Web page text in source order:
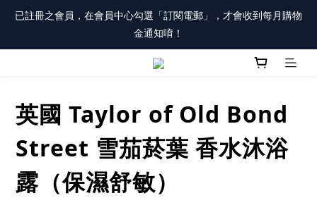
註冊會員「送100元購物金」，同時勾選「接收優惠通知」，還有
每月購物金唷！
已註冊之會員，在會員中心勾選「訂閱電郵」，才會收到每月購物
金通知唷！
註冊會員「送100元購物金」，同時勾選「接收優惠通知」，還有
英國 Taylor of Old Bond
Street 雪茄菸葉 香水沐浴
露（保濕舒敏）